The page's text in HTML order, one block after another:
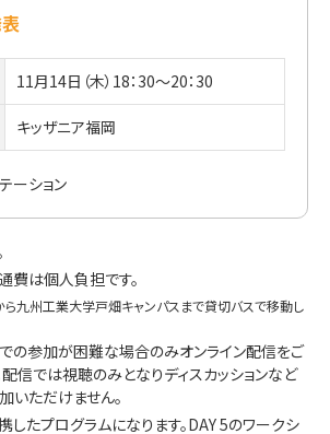
11月14日（木）18：30～20：30
キッザニア福岡
ーション
費は個人負担です。
ら九州工業大学戸畑キャンパスまで貸切バスで移動し
の参加が困難な場合のみオンライン配信をご
信では視聴のみとなりディスカッションなど
いただけません。
したプログラムになります。DAY 5のワークシ